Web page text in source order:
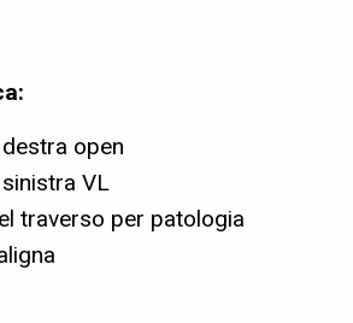
open
VL
traverso per patologia